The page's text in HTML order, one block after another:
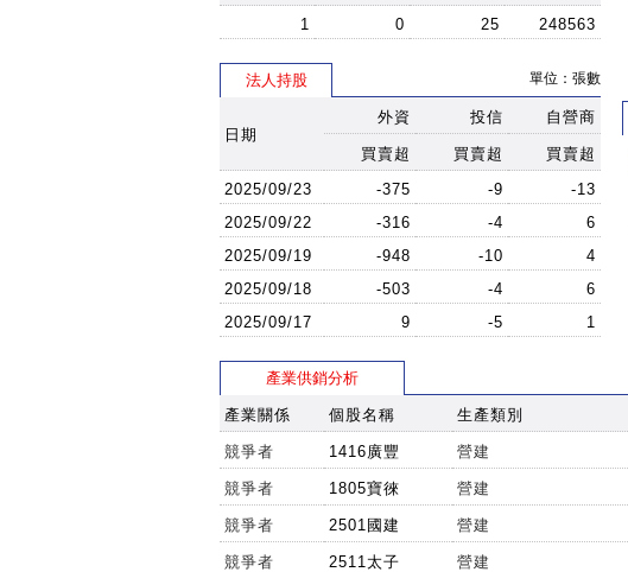
1
0 25 248563
法人持股 單位：張數
日期
外資 投信 自營商
買賣超 買賣超
買賣超
2025/09/23
-375 -9
-13
2025/09/22
-316 -4
6
2025/09/19
-948 -10
4
2025/09/18
-503 -4
6
2025/09/17
9 -5 1
產業供銷分析
產業關係 個股名稱 生產類別
競爭者 1416廣豐 營建
競爭者 1805寶徠 營建
競爭者 2501國建 營建
競爭者 2511太子 營建